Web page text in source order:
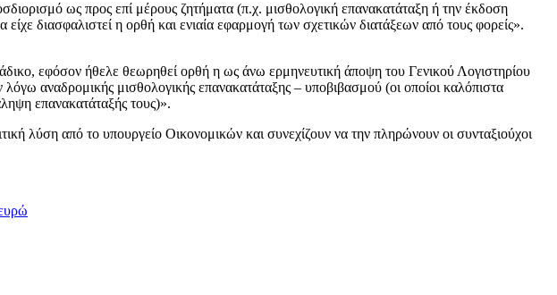
ως προς επί μέρους ζητήματα (π.χ. μισθολογική επανακατάταξη ή την έκδοση
διασφαλιστεί η ορθή και ενιαία εφαρμογή των σχετικών διατάξεων από τους φορείς».
άδικο, εφόσον ήθελε θεωρηθεί ορθή η ως άνω ερμηνευτική άποψη του Γενικού Λογιστηρίου
αναδρομικής μισθολογικής επανακατάταξης – υποβιβασμού (οι οποίοι καλόπιστα
επανακατάταξής τους)».
λύση από το υπουργείο Οικονομικών και συνεχίζουν να την πληρώνουν οι συνταξιούχοι